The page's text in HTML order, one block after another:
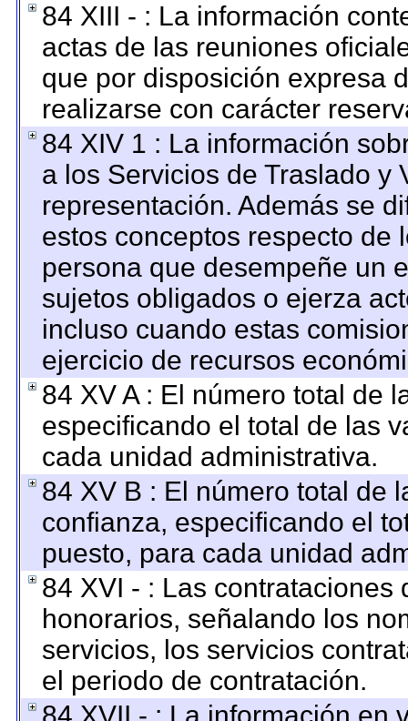
84 XIII - : La información
actas de las reuniones
que por disposición expresa
realizarse con carácter
84 XIV 1 : La información
a los Servicios de Traslado y
representación. Además se
estos conceptos respecto de
persona que desempeñe un
sujetos obligados o ejerza
incluso cuando estas
ejercicio de recursos
84 XV A : El número total de
especificando el total de las
cada unidad administrativa.
84 XV B : El número total de
confianza, especificando el
puesto, para cada unidad
84 XVI - : Las
honorarios, señalando los
servicios, los servicios
el periodo de contratación.